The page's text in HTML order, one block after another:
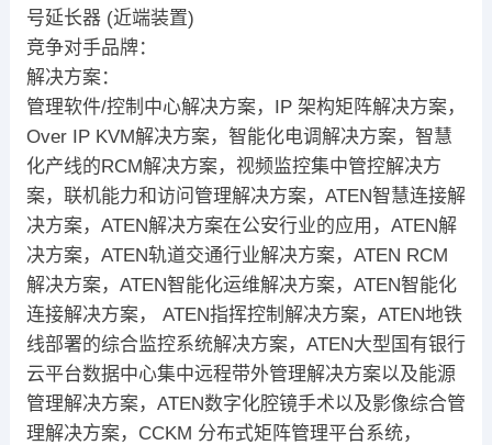
号延长器 (近端装置)
竞争对手品牌：
解决方案：
管理软件/控制中心解决方案，IP 架构矩阵解决方案，
Over IP KVM解决方案，智能化电调解决方案，智慧
化产线的RCM解决方案，视频监控集中管控解决方
案，联机能力和访问管理解决方案，ATEN智慧连接解
决方案，ATEN解决方案在公安行业的应用，ATEN解
决方案，ATEN轨道交通行业解决方案，ATEN RCM
解决方案，ATEN智能化运维解决方案，ATEN智能化
连接解决方案， ATEN指挥控制解决方案，ATEN地铁
线部署的综合监控系统解决方案，ATEN大型国有银行
云平台数据中心集中远程带外管理解决方案以及能源
管理解决方案，ATEN数字化腔镜手术以及影像综合管
理解决方案，CCKM 分布式矩阵管理平台系统，